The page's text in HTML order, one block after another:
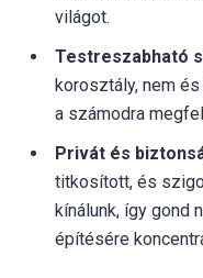
világot.
Testreszabható
korosztály, nem
a számodra
Privát és
titkosított, és
kínálunk, így gond
építésére